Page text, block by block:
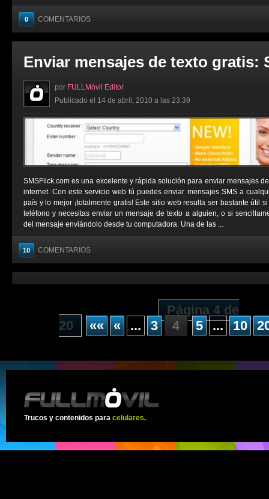
0 COMENTARIOS
Enviar mensajes de texto gratis:
por FULLMóvil Editor
Publicado el 14 de abril, 2010 a las 23:39
SMSFlick.com es una excelente y rápida solución para enviar mensajes
internet. Con este servicio web tú puedes enviar mensajes SMS a
país y lo mejor ¡totalmente gratis! Este sitio web resulta ser bastante útil
teléfono y necesitas enviar un mensaje de texto a alguien, o si
del mensaje enviándolo desde tu computadora. Una de las ...
10 COMENTARIOS
Página 4 de
20
«« « ... 3 4 5 ... 10
Trucos y contenidos para celulares.